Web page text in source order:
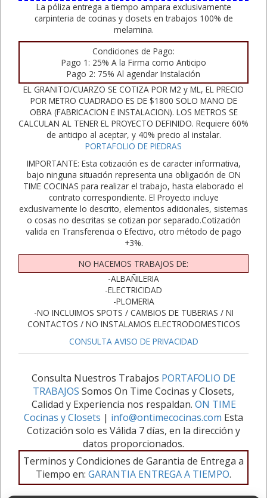
La póliza entrega a tiempo ampara exclusivamente
carpinteria de cocinas y closets en trabajos 100% de
melamina.
Condiciones de Pago:
Pago 1: 25% A la Firma como Anticipo
Pago 2: 75% Al agendar Instalación
EL GRANITO/CUARZO SE COTIZA POR M2 y ML, EL PRECIO
POR METRO CUADRADO ES DE $1800 SOLO MANO DE
OBRA (FABRICACION E INSTALACION). LOS METROS SE
CALCULAN AL TENER EL PROYECTO DEFINIDO. Requiere 60%
de anticipo al aceptar, y 40% precio al instalar.
PORTAFOLIO DE PIEDRAS
IMPORTANTE: Esta cotización es de caracter informativa,
bajo ninguna situación representa una obligación de ON
TIME COCINAS para realizar el trabajo, hasta elaborado el
contrato correspondiente. El Proyecto incluye
exclusivamente lo descrito, elementos adicionales, sistemas
o cosas no descritas se cotizan por separado.Cotización
valida en Transferencia o Efectivo, otro método de pago
+3%.
NO HACEMOS TRABAJOS DE:
-ALBAÑILERIA
-ELECTRICIDAD
-PLOMERIA
-NO INCLUIMOS SPOTS / CAMBIOS DE TUBERIAS / NI
CONTACTOS / NO INSTALAMOS ELECTRODOMESTICOS
CONSULTA AVISO DE PRIVACIDAD
Consulta Nuestros Trabajos PORTAFOLIO DE
TRABAJOS Somos On Time Cocinas y Closets,
Calidad y Experiencia nos respaldan. ON TIME
Cocinas y Closets | info@ontimecocinas.com Esta
Cotización solo es Válida 7 días, en la dirección y
datos proporcionados.
Terminos y Condiciones de Garantia de Entrega a
Tiempo en: GARANTIA ENTREGA A TIEMPO.